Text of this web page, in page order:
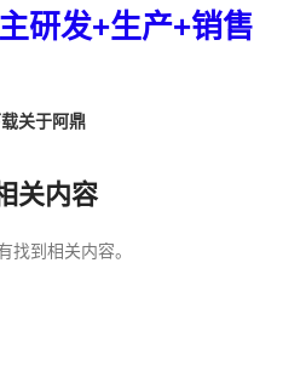
研发+生产+销售
关于阿鼎
关内容
找到相关内容。